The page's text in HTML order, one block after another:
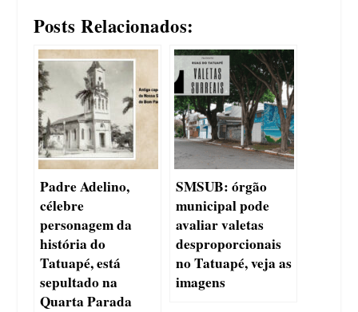
Posts Relacionados:
Padre Adelino,
célebre
personagem da
história do
Tatuapé, está
sepultado na
Quarta Parada
SMSUB: órgão
municipal pode
avaliar valetas
desproporcionais
no Tatuapé, veja as
imagens